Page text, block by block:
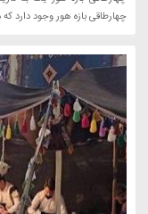
چهارطاقی بازه هور وجود دارد